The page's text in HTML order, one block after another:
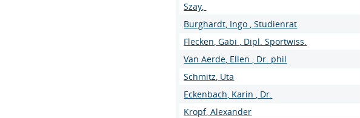
Szay,
Burghardt, Ingo , Studienrat
Flecken, Gabi , Dipl. Sportwiss.
Van Aerde, Ellen , Dr. phil
Schmitz, Uta
Eckenbach, Karin , Dr.
Kropf, Alexander